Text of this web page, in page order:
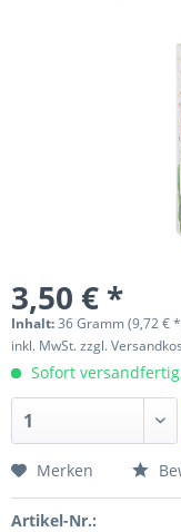
3,50 € *
Inhalt:36 Gramm (9,72 €
inkl. MwSt.zzgl.
Sofort
Merken
Artikel-Nr.: